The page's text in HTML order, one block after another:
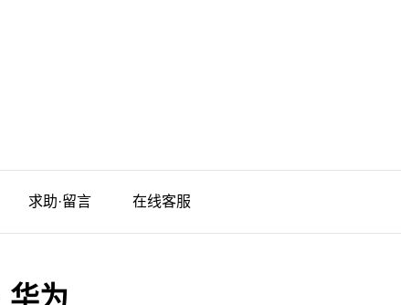
求助·留言 在线客服
华为